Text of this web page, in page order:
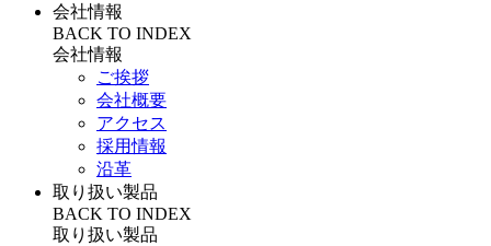
会社情報
BACK TO INDEX
会社情報
ご挨拶
会社概要
アクセス
採用情報
沿革
取り扱い製品
BACK TO INDEX
取り扱い製品